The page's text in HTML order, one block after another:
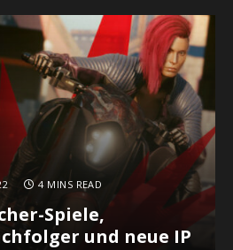
4 MINS READ
Spiele,
und neue IP